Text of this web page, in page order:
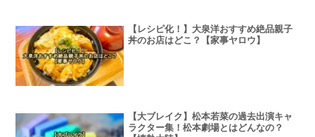
【レシピ化！】大泉洋おすすめ絶品親子
丼のお店はどこ？【家事ヤロウ】
【大ブレイク】松本若菜の過去出演キャ
ラクター集！松本劇場とはどんなの？